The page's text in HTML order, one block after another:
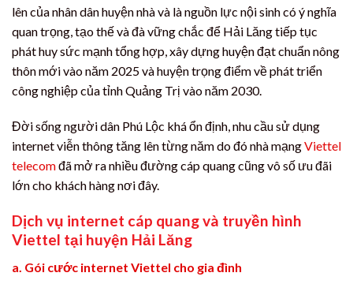
lên của nhân dân huyện nhà và là nguồn lực nội sinh có ý nghĩa
quan trọng, tạo thế và đà vững chắc để Hải Lăng tiếp tục
phát huy sức mạnh tổng hợp, xây dựng huyện đạt chuẩn nông
thôn mới vào năm 2025 và huyện trọng điểm về phát triển
công nghiệp của tỉnh Quảng Trị vào năm 2030.
Đời sống người dân Phú Lộc khá ổn định, nhu cầu sử dụng
internet viễn thông tăng lên từng năm do đó nhà mạngViettel
telecomđã mở ra nhiều đường cáp quang cũng vô số ưu đãi
lớn cho khách hàng nơi đây.
Dịch vụ internet cáp quang và truyền hình
Viettel tại huyện Hải Lăng
a. Gói cước internet Viettel cho gia đình